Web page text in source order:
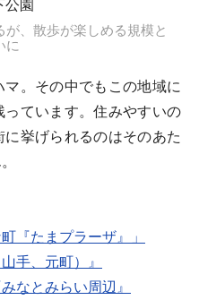
、散歩が楽しめる規模と
に
。その中でもこの地域に
ています。住みやすいの
挙げられるのはそのあた
『たまプラーザ』」
手、元町）』
なとみらい周辺』